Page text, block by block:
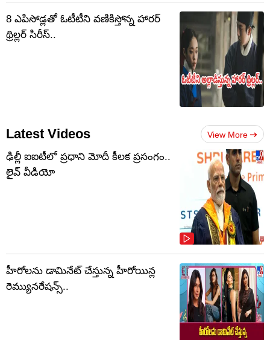
8 ఎపిసోడ్లతో ఓటీటీని వణికిస్తోన్న హారర్
థ్రిల్లర్ సిరీస్..
Latest Videos View More
ఢిల్లీ ఐఐటీలో ప్రధాని మోదీ కీలక ప్రసంగం..
లైవ్ వీడియో
హీరోలను డామినేట్ చేస్తున్న హీరోయిన్ల
రెమ్యునరేషన్స్..